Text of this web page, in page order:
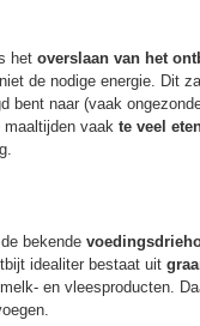
het overslaan van het
de nodige energie. Dit
bent naar (vaak
maaltijden vaak te veel
bekende
idealiter bestaat uit
en vleesproducten.